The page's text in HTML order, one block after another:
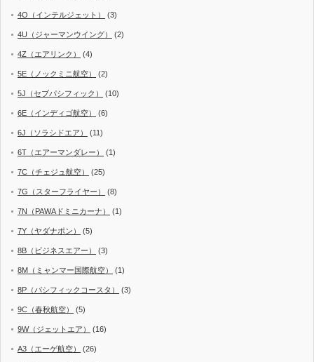
4O（インテルジェット） (3)
4U（ジャーマンウイング） (2)
4Z（エアリンク） (4)
5E（ノックミニ航空） (2)
5J（セブパシフィック） (10)
6E（インディゴ航空） (6)
6J（ソラシドエア） (11)
6T（エアーマンダレー） (1)
7C（チェジュ航空） (25)
7G（スターフライヤー） (8)
7N（PAWAドミニカーナ） (1)
7Y（ヤダナポン） (5)
8B（ビジネスエアー） (3)
8M（ミャンマー国際航空） (1)
8P（パシフィックコースタ） (3)
9C（春秋航空） (5)
9W（ジェットエア） (16)
A3（エーゲ航空） (26)